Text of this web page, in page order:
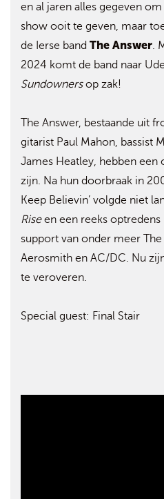
en al jaren alles gegeven
show ooit te geven, maar
de Ierse band The Answer.
2024 komt de band naar
Sundownersop zak!
The Answer, bestaande uit
gitarist Paul Mahon, bassist
James Heatley, hebben
zijn. Na hun doorbraak in
Keep Believin’ volgde niet
Riseen een reeks optredens
support van onder meer The
Aerosmith en AC/DC. Nu
te veroveren.
Special guest: Final Stair